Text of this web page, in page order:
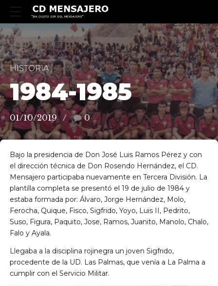
HISTORIA
1984-1985
01/10/2019 0
Bajo la presidencia de Don José Luis Ramos Pérez y con
el dirección técnica de Don Rosendo Hernández, el CD.
Mensajero participaba nuevamente en Tercera División. La
plantilla completa se presentó el 19 de julio de 1984 y
estaba formada por: Álvaro, Jorge Hernández, Molo,
Ferocha, Quique, Fisco, Sigfrido, Yoyo, Luis II, Pedrito,
Suso, Figura, Paquito, Jose, Ramos, Juanito, Manolo, Chalo,
Falo y Ayala.
Llegaba a la disciplina rojinegra un joven Sigfrido,
procedente de la UD. Las Palmas, que venía a La Palma a
cumplir con el Servicio Militar.